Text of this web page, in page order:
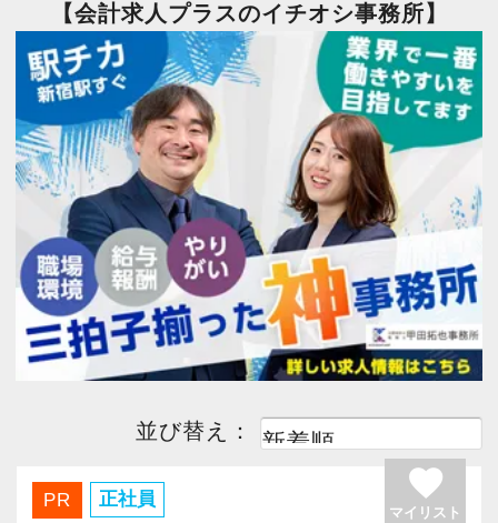
【会計求人プラスのイチオシ事務所】
並び替え：
PR 正社員 favorite
マイリスト